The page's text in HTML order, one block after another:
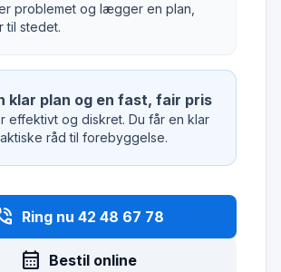
problemet og lægger en plan,
til stedet.
klar plan og en fast, fair pris
effektivt og diskret. Du får en klar
råd til forebyggelse.
Ring nu 42 48 67 78
calendar_month Bestil online